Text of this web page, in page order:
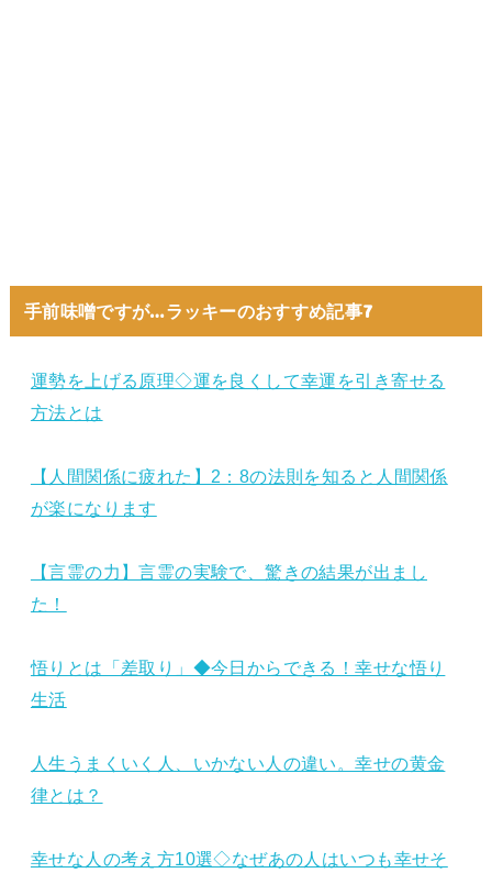
手前味噌ですが…ラッキーのおすすめ記事7
運勢を上げる原理◇運を良くして幸運を引き寄せる
方法とは
【人間関係に疲れた】2：8の法則を知ると人間関係
が楽になります
【言霊の力】言霊の実験で、驚きの結果が出まし
た！
悟りとは「差取り」◆今日からできる！幸せな悟り
生活
人生うまくいく人、いかない人の違い。幸せの黄金
律とは？
幸せな人の考え方10選◇なぜあの人はいつも幸せそ